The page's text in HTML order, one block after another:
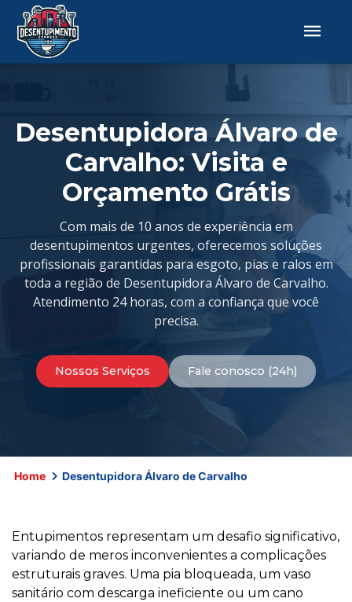
Desentupidora Álvaro de
Carvalho: Visita e
Orçamento Grátis
Com mais de 10 anos de experiência em
desentupimentos urgentes, oferecemos soluções
profissionais garantidas para esgoto, pias e ralos em
toda a região de Desentupidora Álvaro de Carvalho.
Atendimento 24 horas, com a confiança que você
precisa.
Nossos Serviços Fale conosco (24h)
Home Desentupidora Álvaro de Carvalho
Entupimentos representam um desafio significativo,
variando de meros inconvenientes a complicações
estruturais graves. Uma pia bloqueada, um vaso
sanitário com descarga ineficiente ou um cano